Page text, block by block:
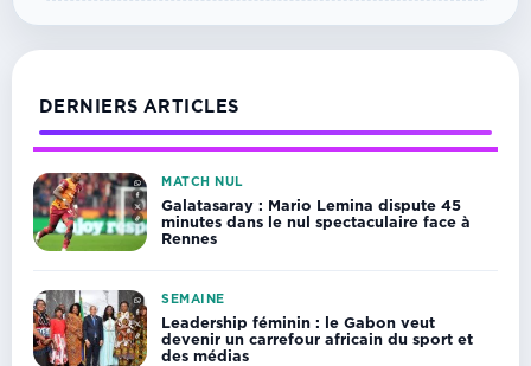
DERNIERS ARTICLES
MATCH NUL
Galatasaray : Mario Lemina dispute 45
minutes dans le nul spectaculaire face à
Rennes
SEMAINE
Leadership féminin : le Gabon veut
devenir un carrefour africain du sport et
des médias